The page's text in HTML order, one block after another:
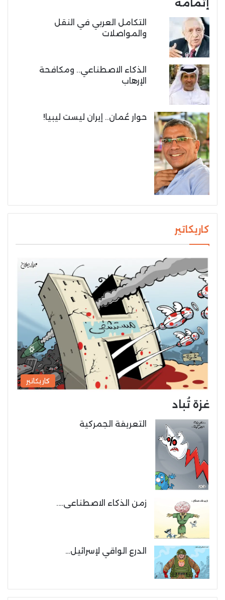
إتمامه
التكامل العربي في النقل
والمواصلات
الذكاء الاصطناعي.. ومكافحة
الإرهاب
حوار عُمان.. إيران ليست ليبيا!
كاريكاتير
كاريكاتير
غزة تُباد
التعريفة الجمركية
زمن الذكاء الاصطناعى….
الدرع الواقي لإسرائيل…